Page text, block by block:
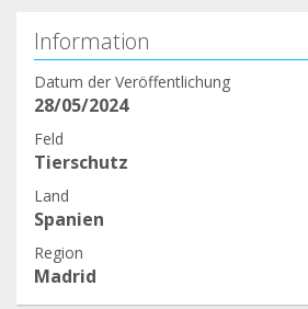
Information
Datum der Veröffentlichung
28/05/2024
Feld
Tierschutz
Land
Spanien
Region
Madrid